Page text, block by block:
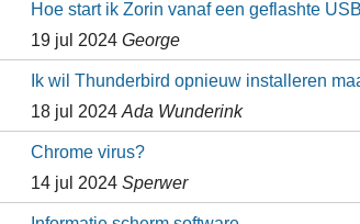
Hoe start ik Zorin vanaf een geflashte
19 jul 2024 George
Ik wil Thunderbird opnieuw installeren
18 jul 2024 Ada Wunderink
Chrome virus?
14 jul 2024 Sperwer